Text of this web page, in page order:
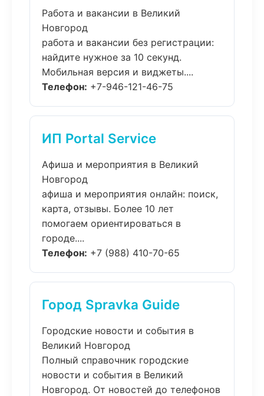
Работа и вакансии в Великий
Новгород
работа и вакансии без регистрации:
найдите нужное за 10 секунд.
Мобильная версия и виджеты....
Телефон: +7-946-121-46-75
ИП Portal Service
Афиша и мероприятия в Великий
Новгород
афиша и мероприятия онлайн: поиск,
карта, отзывы. Более 10 лет
помогаем ориентироваться в
городе....
Телефон: +7 (988) 410-70-65
Город Spravka Guide
Городские новости и события в
Великий Новгород
Полный справочник городские
новости и события в Великий
Новгород. От новостей до телефонов